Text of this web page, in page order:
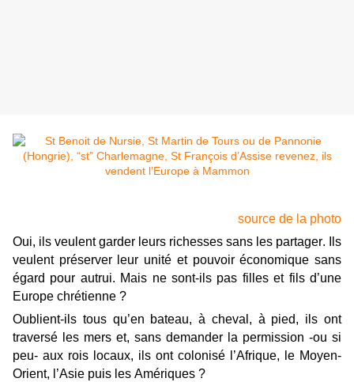
source de la photo
Oui, ils veulent garder leurs richesses sans les partager. Ils
veulent préserver leur unité et pouvoir économique sans
égard pour autrui. Mais ne sont-ils pas filles et fils d’une
Europe chrétienne ?
Oublient-ils tous qu’en bateau, à cheval, à pied, ils ont
traversé les mers et, sans demander la permission -ou si
peu- aux rois locaux, ils ont colonisé l’Afrique, le Moyen-
Orient, l’Asie puis les Amériques ?